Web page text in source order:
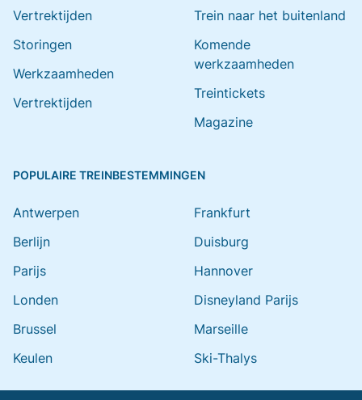
Vertrektijden
Storingen
Werkzaamheden
Vertrektijden
Trein naar het buitenland
Komende
werkzaamheden
Treintickets
Magazine
POPULAIRE TREINBESTEMMINGEN
Antwerpen
Berlijn
Parijs
Londen
Brussel
Keulen
Frankfurt
Duisburg
Hannover
Disneyland Parijs
Marseille
Ski-Thalys